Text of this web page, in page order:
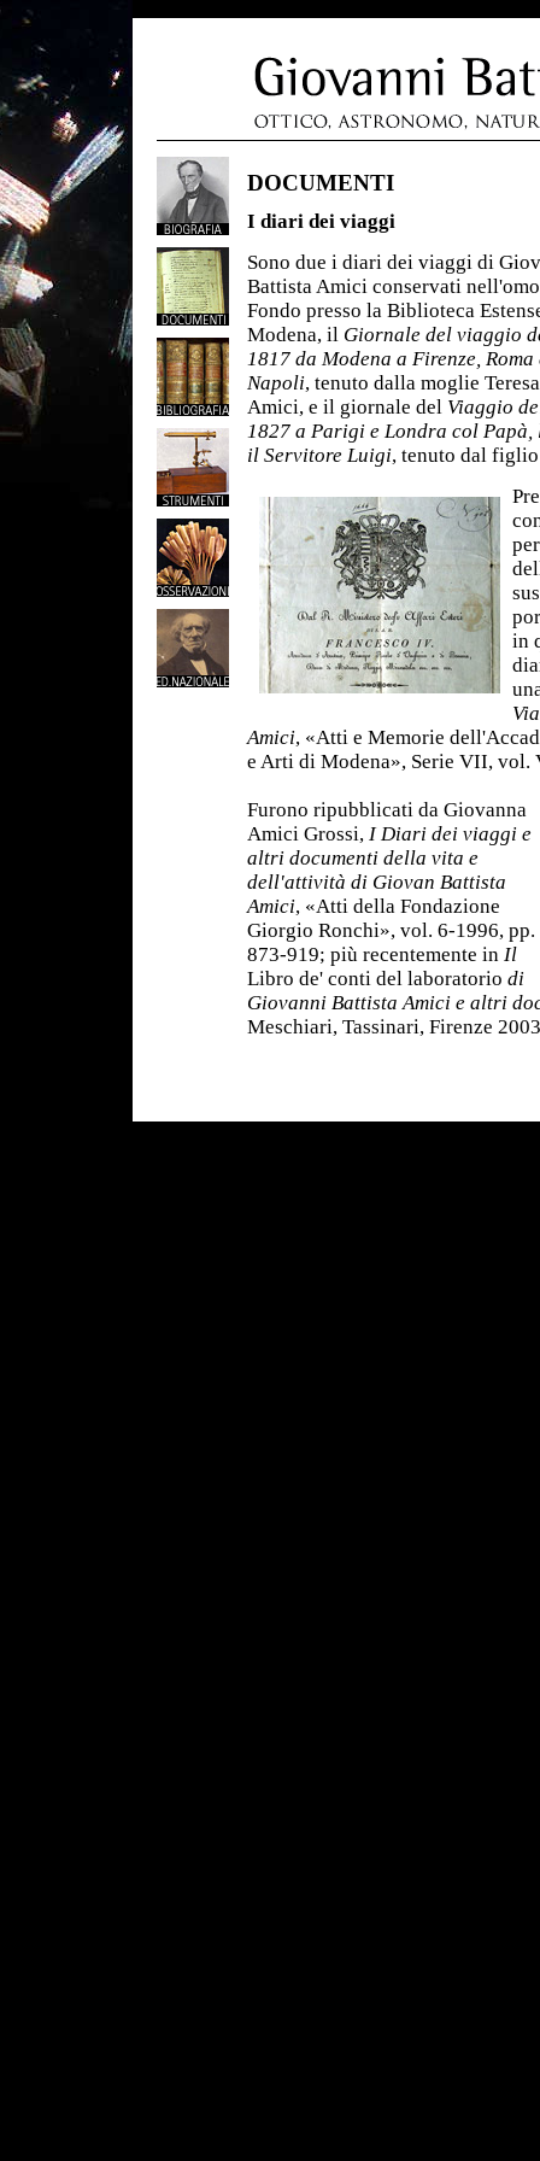
DOCUMENTI
I diari dei viaggi
Sono due i diari dei viaggi di
Battista Amici conservati
Fondo presso la Biblioteca
Modena, il Giornale del viaggio
1817 da Modena a Firenze, Roma
Napoli, tenuto dalla moglie Teresa
Amici, e il giornale del Viaggio
1827 a Parigi e Londra col Papà,
il Servitore Luigi, tenuto dal
in
Amici, «Atti e Memorie
e Arti di Modena», Serie VII, vol.
Furono ripubblicati da Giovanna
Amici Grossi, I Diari dei viaggi e
altri documenti della vita e
dell'attività di Giovan Battista
Amici, «Atti della Fondazione
Giorgio Ronchi», vol. 6-1996, pp.
873-919; più recentemente in Il
Libro de' conti del laboratorio di
Giovanni Battista Amici e altri
Meschiari, Tassinari, Firenze